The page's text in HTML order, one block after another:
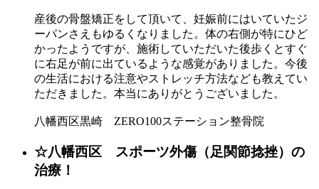
産後の骨盤矯正をして頂いて、妊娠前にはいていたジ
ーパンさえもゆるくなりました。体の右側が特にひど
かったようですが、施術していただいた後歩くとすぐ
に右足が前に出ているような感覚がありました。今後
の生活における注意やストレッチ方法なども教えてい
ただきました。本当にありがとうございました。
八幡西区黒崎 ZERO100ステーション整骨院
☆八幡西区 スポーツ外傷（足関節捻挫）の
治療！